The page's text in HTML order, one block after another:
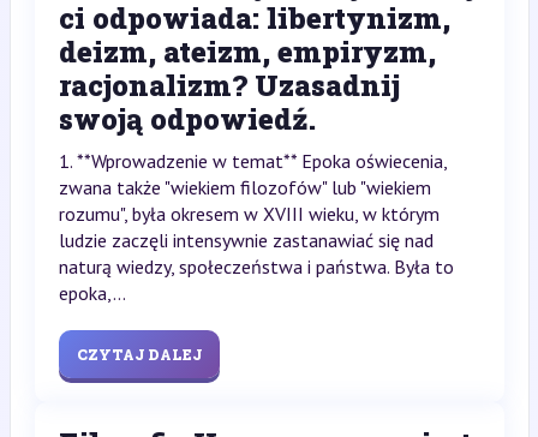
ci odpowiada: libertynizm,
deizm, ateizm, empiryzm,
racjonalizm? Uzasadnij
swoją odpowiedź.
1. **Wprowadzenie w temat** Epoka oświecenia,
zwana także "wiekiem filozofów" lub "wiekiem
rozumu", była okresem w XVIII wieku, w którym
ludzie zaczęli intensywnie zastanawiać się nad
naturą wiedzy, społeczeństwa i państwa. Była to
epoka,...
CZYTAJ DALEJ